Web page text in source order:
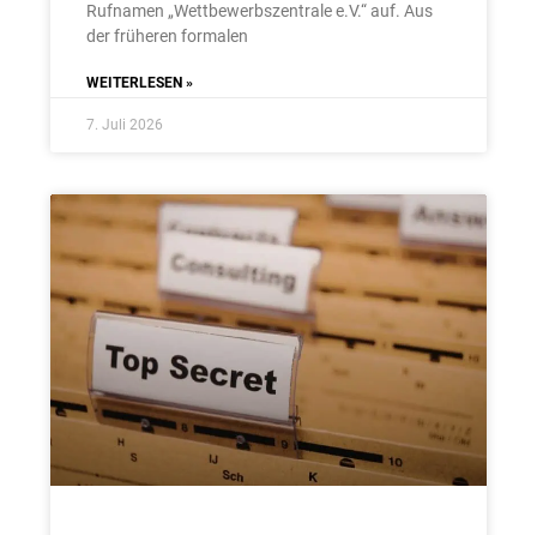
Rufnamen „Wettbewerbszentrale e.V.“ auf. Aus
der früheren formalen
WEITERLESEN »
7. Juli 2026